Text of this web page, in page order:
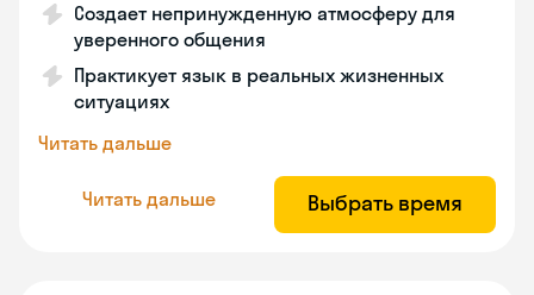
Создает непринужденную атмосферу для
уверенного общения
Практикует язык в реальных жизненных
ситуациях
Читать дальше
Читать дальше Выбрать время